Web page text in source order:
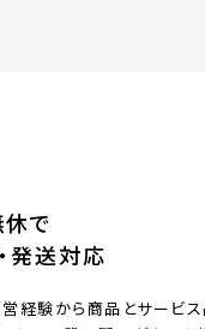
で
発送対応
経験から商品とサービ